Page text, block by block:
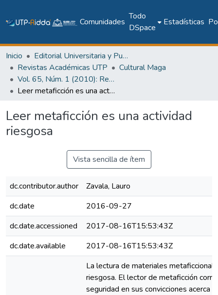
Comunidades
Todo
DSpace
Estadísticas
Inicio
Editorial Universitaria y Publicaciones Seriadas
Revistas Académicas UTP
Cultural Maga
Vol. 65, Núm. 1 (2010): Revista Maga
Leer metaficción es una actividad riesgosa
Leer metaficción es una actividad
riesgosa
Vista sencilla de ítem
dc.contributor.author
Zavala, Lauro
dc.date
2016-09-27
dc.date.accessioned
2017-08-16T15:53:43Z
dc.date.available
2017-08-16T15:53:43Z
La lectura de materiales
riesgosa. El lector de metaficción
seguridad en sus convicciones acerca